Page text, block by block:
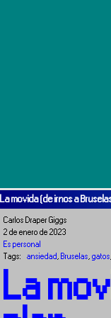
La movida (de irnos a
Carlos Draper Giggs
2 de enero de 2023
Es personal
Tags:
ansiedad Bruselas gatos
La